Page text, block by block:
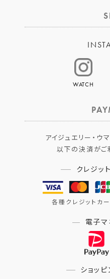
WATCH
アイジュエリー・ウ
以下の決済がご
クレジッ
各種クレジットカ
電子
ショッ